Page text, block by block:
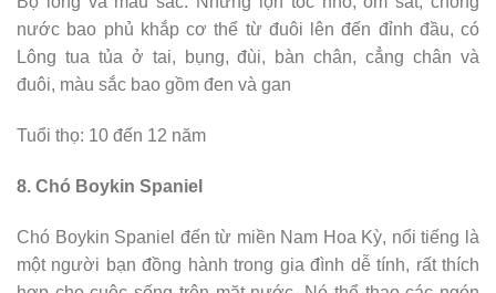
nước bao phủ khắp cơ thể từ đuôi lên đến đỉnh đầu, có
Lông tua tủa ở tai, bụng, đùi, bàn chân, cẳng chân và
đuôi, màu sắc bao gồm đen và gan
Tuổi thọ: 10 đến 12 năm
8. Chó Boykin Spaniel
Chó Boykin Spaniel đến từ miền Nam Hoa Kỳ, nổi tiếng là
một người bạn đồng hành trong gia đình dễ tính, rất thích